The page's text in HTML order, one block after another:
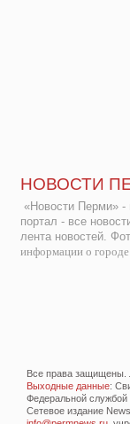
НОВОСТИ
«Новости Перми» -
портал - все
лента новостей.
информации о
Все права защищены.
Выходные данные:
Федеральной
Сетевое издание